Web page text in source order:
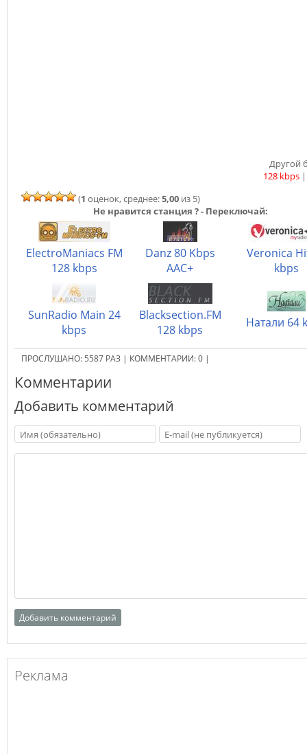
Другой
128 kbps
(1 оценок, среднее:5,00 из 5)
Не нравится станция ? - Переключай:
ElectroManiacs FM
128 kbps
Danz 80 Kbps
AAC+
Veronica
kbps
SunRadio Main 24
kbps
Blacksection.FM
128 kbps
Натали 64
ПРОСЛУШАНО: 5587 РАЗ | КОММЕНТАРИИ:0 |
Комментарии
Добавить комментарий
Реклама